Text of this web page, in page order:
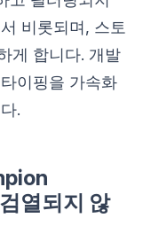
비롯되며, 스토
게 합니다. 개발
이핑을 가속화
.
열되지 않